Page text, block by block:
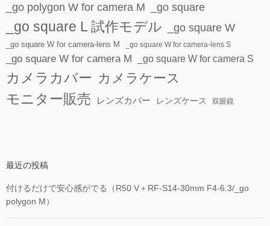
_go polygon W for camera M _go square
_go square L 試作モデル _go square W
_go square W for camera-lens M _go square W for camera-lens S
_go square W for camera M _go square W for camera S
カメラカバー カメラケース
モニター販売
レンズカバー レンズケース 双眼鏡
最近の投稿
付けるだけで安心感がでる（R50 V＋RF-S14-30mm F4-6.3/_go
polygon M）